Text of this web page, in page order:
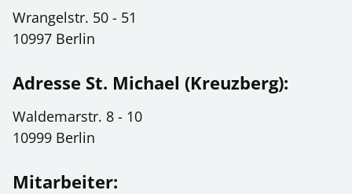
Wrangelstr. 50 - 51
10997 Berlin
Adresse St. Michael (Kreuzberg):
Waldemarstr. 8 - 10
10999 Berlin
Mitarbeiter: